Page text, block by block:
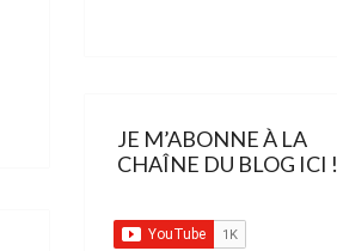
JE M’ABONNE À LA
CHAÎNE DU BLOG ICI !